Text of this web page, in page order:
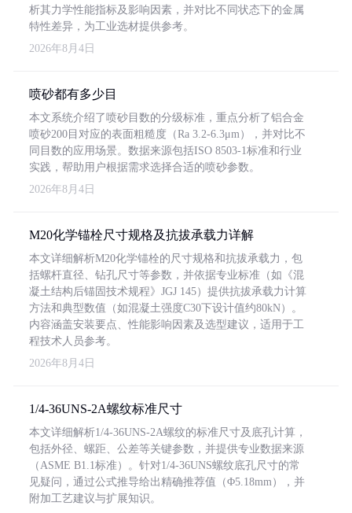
析其力学性能指标及影响因素，并对比不同状态下的金属
特性差异，为工业选材提供参考。
2026年8月4日
喷砂都有多少目
本文系统介绍了喷砂目数的分级标准，重点分析了铝合金
喷砂200目对应的表面粗糙度（Ra 3.2-6.3μm），并对比不
同目数的应用场景。数据来源包括ISO 8503-1标准和行业
实践，帮助用户根据需求选择合适的喷砂参数。
2026年8月4日
M20化学锚栓尺寸规格及抗拔承载力详解
本文详细解析M20化学锚栓的尺寸规格和抗拔承载力，包
括螺杆直径、钻孔尺寸等参数，并依据专业标准（如《混
凝土结构后锚固技术规程》JGJ 145）提供抗拔承载力计算
方法和典型数值（如混凝土强度C30下设计值约80kN）。
内容涵盖安装要点、性能影响因素及选型建议，适用于工
程技术人员参考。
2026年8月4日
1/4-36UNS-2A螺纹标准尺寸
本文详细解析1/4-36UNS-2A螺纹的标准尺寸及底孔计算，
包括外径、螺距、公差等关键参数，并提供专业数据来源
（ASME B1.1标准）。针对1/4-36UNS螺纹底孔尺寸的常
见疑问，通过公式推导给出精确推荐值（Φ5.18mm），并
附加工艺建议与扩展知识。